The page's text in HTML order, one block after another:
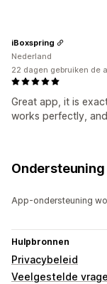
Great app, it is
works perfectly,
iBoxspring
Nederland
22 dagen gebruiken de
Ondersteuning
App-ondersteuning
Hulpbronnen
Privacybeleid
Veelgestelde